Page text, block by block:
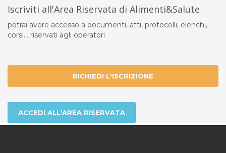
Iscriviti all'Area Riservata di Alimenti&Salute
potrai avere accesso a documenti, atti, protocolli, elenchi,
corsi... riservati agli operatori
RICHIEDI L'ISCRIZIONE
ACCEDI ALL'AREA RISERVATA